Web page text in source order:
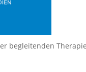
begleitenden